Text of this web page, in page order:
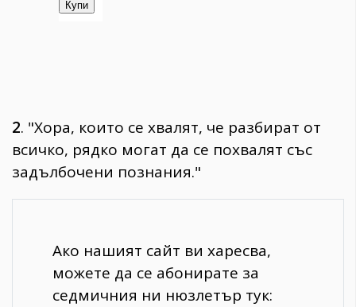
2. "Хора, които се хвалят, че разбират от
всичко, рядко могат да се похвалят със
задълбочени познания."
Ако нашият сайт ви харесва,
можете да се абонирате за
седмичния ни нюзлетър тук: